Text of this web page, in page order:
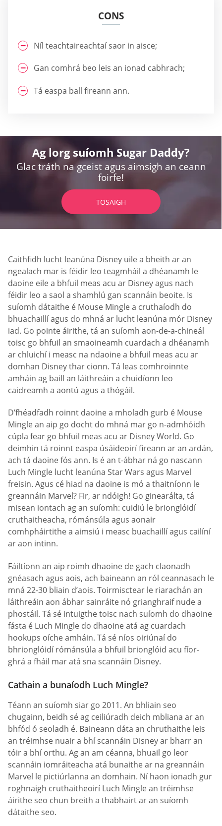
CONS
Níl teachtaireachtaí saor in aisce;
Gan comhrá beo leis an ionad cabhrach;
Tá easpa ball fireann ann.
Ag lorg suíomh Sugar Daddy?
Glac tráth na gceist agus aimsigh an ceann
foirfe!
TOSAIGH
Caithfidh lucht leanúna Disney uile a bheith ar an
ngealach mar is féidir leo teagmháil a dhéanamh le
daoine eile a bhfuil meas acu ar Disney agus nach
féidir leo a saol a shamhlú gan scannáin beoite. Is
suíomh dátaithe é Mouse Mingle a cruthaíodh do
bhuachaillí agus do mhná ar lucht leanúna mór Disney
iad. Go pointe áirithe, tá an suíomh aon-de-a-chineál
toisc go bhfuil an smaoineamh cuardach a dhéanamh
ar chluichí i measc na ndaoine a bhfuil meas acu ar
domhan Disney thar cionn. Tá leas comhroinnte
amháin ag baill an láithreáin a chuidíonn leo
caidreamh a aontú agus a thógáil.
D’fhéadfadh roinnt daoine a mholadh gurb é Mouse
Mingle an aip go docht do mhná mar go n-admhóidh
cúpla fear go bhfuil meas acu ar Disney World. Go
deimhin tá roinnt easpa úsáideoirí fireann ar an ardán,
ach tá daoine fós ann. Is é an t-ábhar ná go nascann
Luch Mingle lucht leanúna Star Wars agus Marvel
freisin. Agus cé hiad na daoine is mó a thaitníonn le
greannáin Marvel? Fir, ar ndóigh! Go ginearálta, tá
misean iontach ag an suíomh: cuidiú le brionglóidí
cruthaitheacha, rómánsúla agus aonair
comhpháirtithe a aimsiú i measc buachaillí agus cailíní
ar aon intinn.
Fáiltíonn an aip roimh dhaoine de gach claonadh
gnéasach agus aois, ach baineann an ról ceannasach le
mná 22-30 bliain d’aois. Toirmisctear le riarachán an
láithreáin aon ábhar sainráite nó grianghraif nude a
phostáil. Tá sé intuigthe toisc nach suíomh do dhaoine
fásta é Luch Mingle do dhaoine atá ag cuardach
hookups oíche amháin. Tá sé níos oiriúnaí do
bhrionglóidí rómánsúla a bhfuil brionglóid acu fíor-
ghrá a fháil mar atá sna scannáin Disney.
Cathain a bunaíodh Luch Mingle?
Téann an suíomh siar go 2011. An bhliain seo
chugainn, beidh sé ag ceiliúradh deich mbliana ar an
bhfód ó seoladh é. Baineann dáta an chruthaithe leis
an tréimhse nuair a bhí scannáin Disney ar bharr an
tóir a bhí orthu. Ag an am céanna, bhuail go leor
scannáin iomráiteacha atá bunaithe ar na greannáin
Marvel le pictiúrlanna an domhain. Ní haon ionadh gur
roghnaigh cruthaitheoirí Luch Mingle an tréimhse
áirithe seo chun breith a thabhairt ar an suíomh
dátaithe seo.